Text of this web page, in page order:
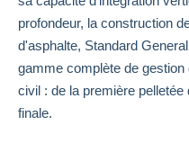
profondeur, la construction
d'asphalte, Standard
gamme complète de gestion
civil : de la première pelletée
finale.